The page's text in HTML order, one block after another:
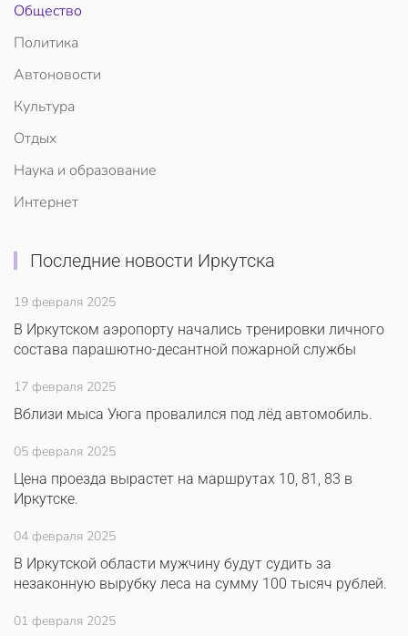
Общество
Политика
Автоновости
Культура
Отдых
Наука и образование
Интернет
Последние новости Иркутска
19 февраля 2025
В Иркутском аэропорту начались тренировки личного
состава парашютно-десантной пожарной службы
17 февраля 2025
Вблизи мыса Уюга провалился под лёд автомобиль.
05 февраля 2025
Цена проезда вырастет на маршрутах 10, 81, 83 в
Иркутске.
04 февраля 2025
В Иркутской области мужчину будут судить за
незаконную вырубку леса на сумму 100 тысяч рублей.
01 февраля 2025